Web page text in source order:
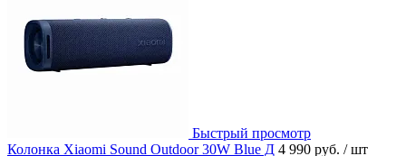
Быстрый просмотр
Колонка Xiaomi Sound Outdoor 30W Blue Д 4 990 руб. / шт